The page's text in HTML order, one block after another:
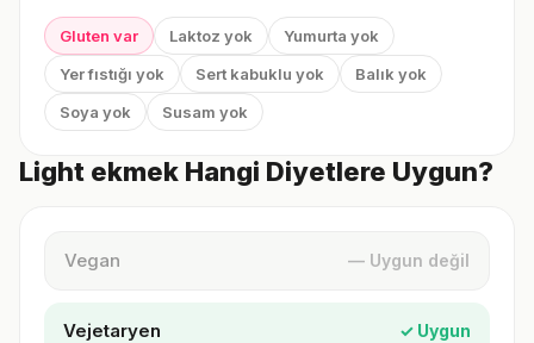
Gluten var Laktoz yok
Yumurta yok
Yer fıstığı yok
Sert kabuklu yok
Balık yok
Soya yok
Susam yok
Light ekmek Hangi Diyetlere Uygun?
Vegan — Uygun değil
Vejetaryen ✓ Uygun